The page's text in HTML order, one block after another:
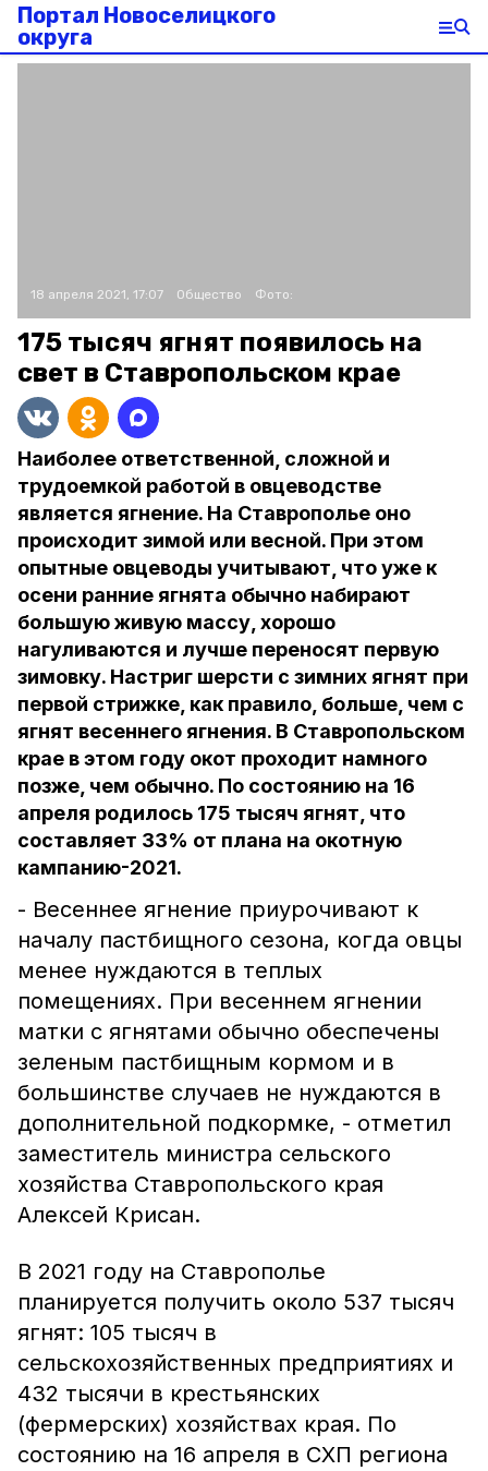
Портал Новоселицкого
округа
18 апреля 2021, 17:07 Общество Фото:
175 тысяч ягнят появилось на
свет в Ставропольском крае
Наиболее ответственной, сложной и
трудоемкой работой в овцеводстве
является ягнение. На Ставрополье оно
происходит зимой или весной. При этом
опытные овцеводы учитывают, что уже к
осени ранние ягнята обычно набирают
большую живую массу, хорошо
нагуливаются и лучше переносят первую
зимовку. Настриг шерсти с зимних ягнят при
первой стрижке, как правило, больше, чем с
ягнят весеннего ягнения. В Ставропольском
крае в этом году окот проходит намного
позже, чем обычно. По состоянию на 16
апреля родилось 175 тысяч ягнят, что
составляет 33% от плана на окотную
кампанию-2021.
- Весеннее ягнение приурочивают к
началу пастбищного сезона, когда овцы
менее нуждаются в теплых
помещениях. При весеннем ягнении
матки с ягнятами обычно обеспечены
зеленым пастбищным кормом и в
большинстве случаев не нуждаются в
дополнительной подкормке, - отметил
заместитель министра сельского
хозяйства Ставропольского края
Алексей Крисан.
В 2021 году на Ставрополье
планируется получить около 537 тысяч
ягнят: 105 тысяч в
сельскохозяйственных предприятиях и
432 тысячи в крестьянских
(фермерских) хозяйствах края. По
состоянию на 16 апреля в СХП региона